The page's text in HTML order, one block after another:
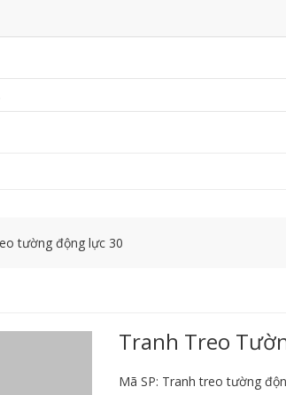
tường động lực 30
Tranh Treo
Mã SP: Tranh treo tường